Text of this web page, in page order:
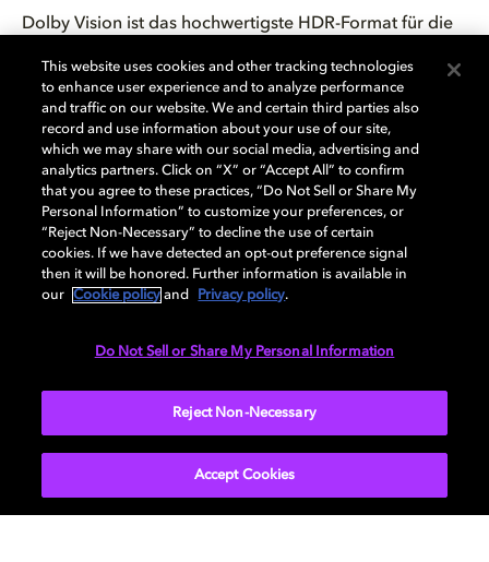
Dolby Vision ist das hochwertigste HDR-Format für die
und kristallklare Grafiken bei allen unterstützten Titeln.
Der höhere Kontrast und die lebendige Farbpalette von
Dolby Vision sorgen dafür, dass Details in hunderten
vonHDR-fähigen Spielensichtbar werden. Noch besser:
Dolby Vision kann jedes HDR-fähige Spiel verbessern
und die Qualität steigern, sodass Sie Ihre alten
Lieblingsspiele in neuem Glanz erleben können.
Das klärt einiges, oder? Jetzt, wo der Nebel beseitigt ist,
informieren oder sich die verfügbaren Modelle
ansehen, um die beste Wahl für Ihre Bedürfnisse zu
This website uses cookies and other tracking technologies
to enhance user experience and to analyze performance
and traffic on our website. We and certain third parties also
record and use information about your use of our site,
which we may share with our social media, advertising and
analytics partners. Click on “X” or “Accept All” to confirm
that you agree to these practices, “Do Not Sell or Share My
Personal Information” to customize your preferences, or
“Reject Non-Necessary” to decline the use of certain
cookies. If we have detected an opt-out preference signal
then it will be honored. Further information is available in
our
Cookie policy and Privacy policy.
Do Not Sell or Share My Personal Information
Reject Non-Necessary
Accept Cookies